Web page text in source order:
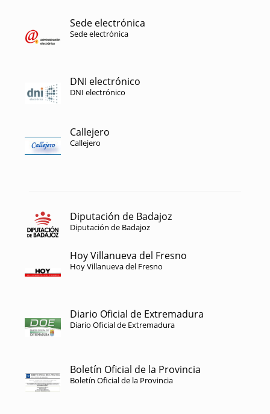
Sede electrónica
Sede electrónica
DNI electrónico
DNI electrónico
Callejero
Callejero
Diputación de Badajoz
Diputación de Badajoz
Hoy Villanueva del Fresno
Hoy Villanueva del Fresno
Diario Oficial de Extremadura
Diario Oficial de Extremadura
Boletín Oficial de la Provincia
Boletín Oficial de la Provincia